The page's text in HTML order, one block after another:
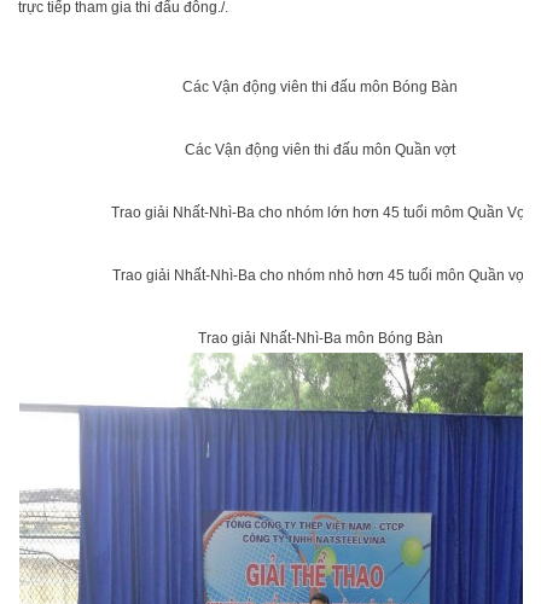
trực tiếp tham gia thi đấu đông./.
Các Vận động viên thi đấu môn Bóng Bàn
Các Vận động viên thi đấu môn Quần vợt
Trao giải Nhất-Nhì-Ba cho nhóm lớn hơn 45 tuổi môm Quần Vợt
Trao giải Nhất-Nhì-Ba cho nhóm nhỏ hơn 45 tuổi môn Quần vợt
Trao giải Nhất-Nhì-Ba môn Bóng Bàn